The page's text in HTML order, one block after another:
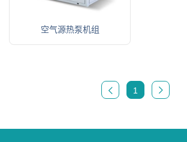
空气源热泵机组
1